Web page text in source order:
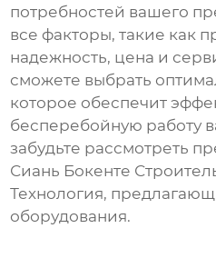
потребностей вашего
все факторы, такие как
надежность, цена и
сможете выбрать
которое обеспечит
бесперебойную работу
забудьте рассмотреть
Сиань Бокенте
Технология,
оборудования.